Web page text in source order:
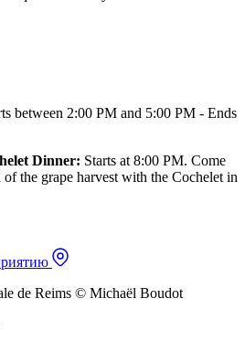
between 2:00 PM and 5:00 PM - Ends
Dinner: Starts at 8:00 PM. Come
of the grape harvest with the Cochelet in